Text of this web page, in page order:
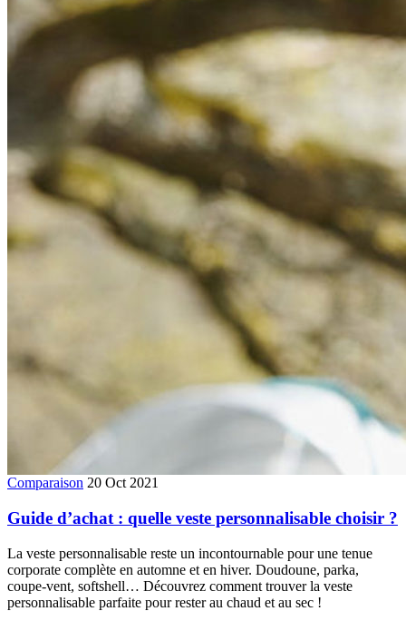
Comparaison 20 Oct 2021
Guide d’achat : quelle veste personnalisable choisir ?
La veste personnalisable reste un incontournable pour une tenue
corporate complète en automne et en hiver. Doudoune, parka,
coupe-vent, softshell… Découvrez comment trouver la veste
personnalisable parfaite pour rester au chaud et au sec !